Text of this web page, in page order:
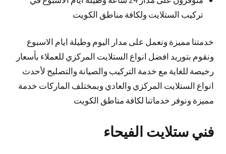
تركيب الستلايت ولكافة مناطق الكويت
خدمتنا مميزة ونعمل على مدار اليوم وطيلة ايام الاسبوع
ونقوم بتوريد افضل انواع الستلايت المركزي للعملاء بأسعار
رخيصة للغاية مع خدمة التركيب والصيانة والتصليح لأحدث
انواع الستلايت المركزي والعادي وبمختلف الماركات خدمة
مميزة ونوفر خدماتنا لكافة مناطق الكويت
فني ستلايت الفيحاء